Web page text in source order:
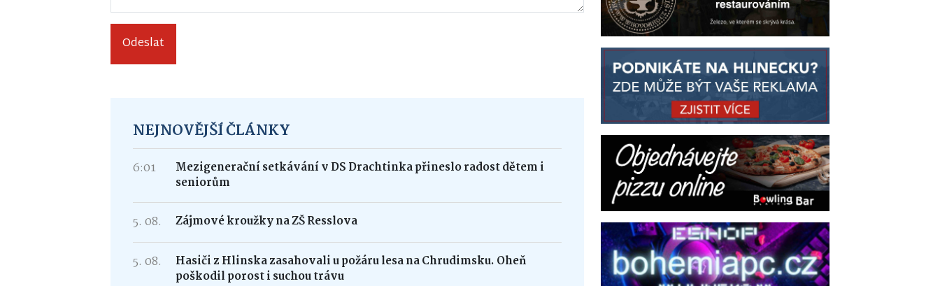
Odeslat
NEJNOVĚJŠÍ ČLÁNKY
6:01
Mezigenerační setkávání v DS Drachtinka přineslo radost dětem i
seniorům
5. 08. Zájmové kroužky na ZŠ Resslova
5. 08.
Hasiči z Hlinska zasahovali u požáru lesa na Chrudimsku. Oheň
poškodil porost i suchou trávu